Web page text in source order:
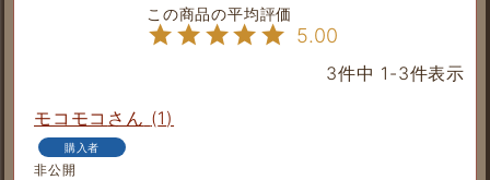
5.00
3件中 1 -3件表示
モコモコ 1
購入者
非公開